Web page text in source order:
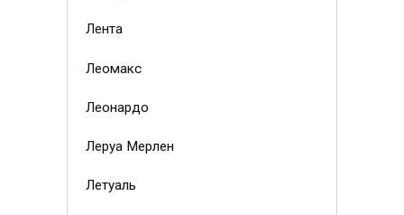
Лента
Леомакс
Леонардо
Леруа Мерлен
Летуаль